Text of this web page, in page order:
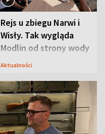
Rejs u zbiegu Narwi i
Wisły. Tak wygląda
Modlin od strony wody
Aktualności